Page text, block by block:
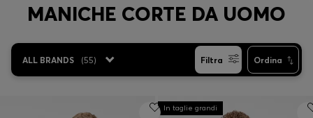
Regali
MANICHE CORTE DA UOMO
ALL BRANDS (55) Filtra Ordina
In taglie grandi